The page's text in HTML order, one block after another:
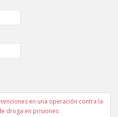
en una operación contra la
droga en prisiones